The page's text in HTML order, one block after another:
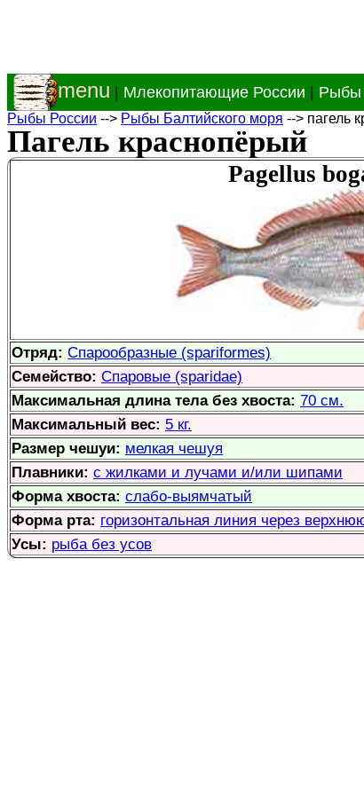
menu Млекопитающие России Рыбы
Рыбы России --> Рыбы Балтийского моря --> пагель
Пагель краснопёрый
Pagellus
Отряд: Спарообразные (spariformes)
Семейство: Спаровые (sparidae)
Максимальная длина тела без хвоста: 70 см.
Максимальный вес: 5 кг.
Размер чешуи: мелкая чешуя
Плавники: с жилками и лучами и/или шипами
Форма хвоста: слабо-выямчатый
Форма рта: горизонтальная линия через
Усы: рыба без усов